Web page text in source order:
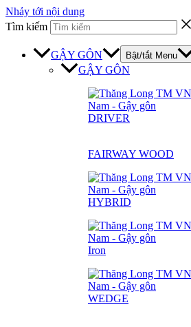
Nhảy tới nội dung
Tìm kiếm
GẬY GÔN Bật/tắt Menu
GẬY GÔN
DRIVER
FAIRWAY WOOD
HYBRID
Iron
WEDGE